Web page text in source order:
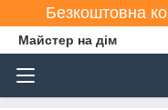
Безкоштовна
Майстер на дім